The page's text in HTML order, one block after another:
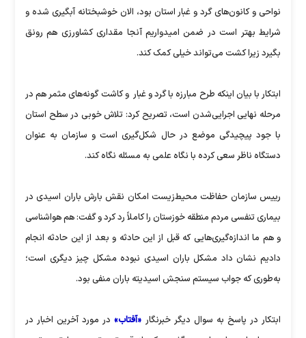
نواحی و کانون‌های گرد و غبار استان بود، الان خوشبختانه آبگیری شده و
شرایط بهتر است در ضمن امیدواریم آنجا مقداری کشاورزی هم رونق
بگیرد زیرا کشت می‌تواند خیلی کمک کند.
ابتکار با بیان اینکه طرح مبارزه با گرد و غبار و کاشت گونه‌های مثمر هم در
مرحله نهایی اجرایی‌شدن است، تصریح کرد: تلاش خوبی در سطح استان
با جود پیچیدگی موضع در حال شکل‌گیری است و سازمان به عنوان
دستگاه ناظر سعی کرده با نگاه علمی به مسئله نگاه کند.
رییس سازمان حفاظت محیط‌زیست امکان نقش بارش باران اسیدی در
بیماری تنفسی مردم منطقه خوزستان را کاملاً رد کرد و گفت: هم هواشناسی
و هم ما اندازه‌گیری‌هایی که قبل از این حادثه و بعد از این حادثه انجام
دادیم نشان داد مشکل باران اسیدی نبوده مشکل چیز دیگری است؛
به‌طوری که جواب سیستم سنجش اسیدیته باران منفی بود.
ابتکار در پاسخ به سوال دیگر خبرنگار «آفتاب»در مورد آخرین اخبار در